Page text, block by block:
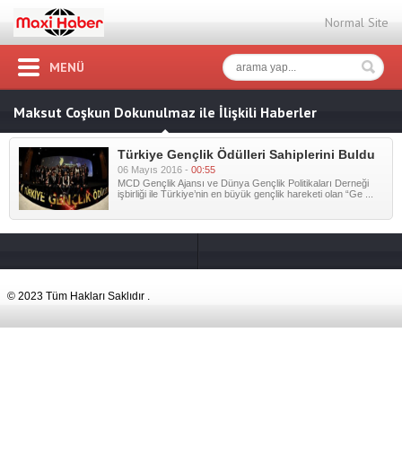
Normal Site
MENÜ
Maksut Coşkun Dokunulmaz ile İlişkili Haberler
Türkiye Gençlik Ödülleri Sahiplerini Buldu
06 Mayıs 2016 - 00:55
MCD Gençlik Ajansı ve Dünya Gençlik Politikaları Derneği
işbirliği ile Türkiye’nin en büyük gençlik hareketi olan “Ge ...
© 2023 Tüm Hakları Saklıdır .